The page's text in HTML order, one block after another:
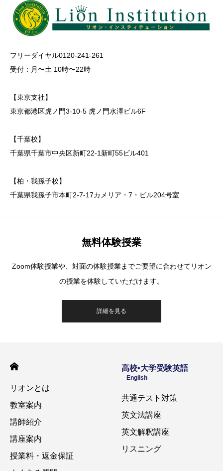
フリーダイヤル0120-241-261
受付：月〜土 10時〜22時
【東京支社】
東京都港区虎ノ門3-10-5 虎ノ門水澤ビル6F
【千葉校】
千葉県千葉市中央区新町22-1新町55ビル401
【柏・我孫子校】
千葉県我孫子市本町2-7-17カメリア・7・ビル204号室
無料体験授業
Zoom体験授業や、対面の体験授業までご要望に合わせてリオン
の授業を体験していただけます。
詳細を見る
リオンとは
教室案内
講師紹介
講座案内
授業料・返金保証
高校•大学受験英語
English
共通テスト対策
英文法講座
英文解釈講座
リスニング